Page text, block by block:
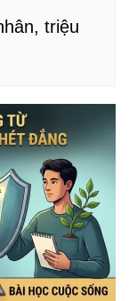
triệu